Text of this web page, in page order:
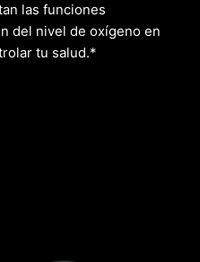
las funciones
del nivel de oxígeno en
tu salud.*